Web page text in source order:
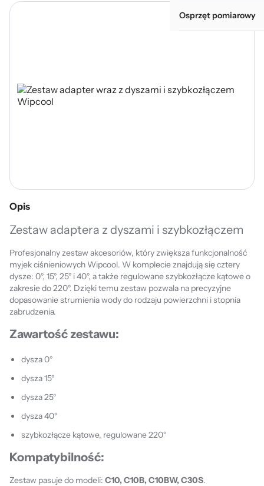
Osprzęt pomiarowy
Opis
Zestaw adaptera z dyszami i szybkozłączem
Profesjonalny zestaw akcesoriów, który zwiększa funkcjonalność
myjek ciśnieniowych Wipcool. W komplecie znajdują się cztery
dysze: 0°, 15°, 25° i 40°, a także regulowane szybkozłącze kątowe o
zakresie do 220°. Dzięki temu zestaw pozwala na precyzyjne
dopasowanie strumienia wody do rodzaju powierzchni i stopnia
zabrudzenia.
Zawartość zestawu:
dysza 0°
dysza 15°
dysza 25°
dysza 40°
szybkozłącze kątowe, regulowane 220°
Kompatybilność:
Zestaw pasuje do modeli: C10, C10B, C10BW, C30S.